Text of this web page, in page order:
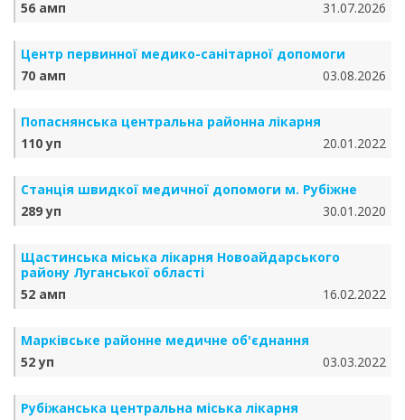
56 амп 31.07.2026
Центр первинної медико-санітарної допомоги
70 амп
03.08.2026
Попаснянська центральна районна лікарня
110 уп
20.01.2022
Станція швидкої медичної допомоги м. Рубіжне
289 уп
30.01.2020
Щастинська міська лікарня Новоайдарського
району Луганської області
52 амп
16.02.2022
Марківське районне медичне об'єднання
52 уп
03.03.2022
Рубіжанська центральна міська лікарня